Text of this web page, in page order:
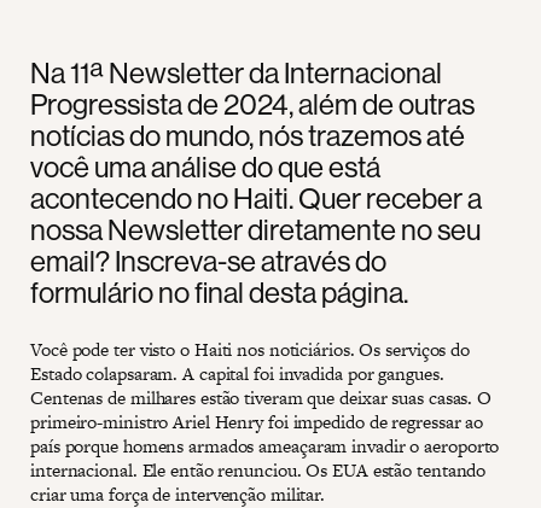
Na 11ª Newsletter da Internacional
Progressista de 2024, além de outras
notícias do mundo, nós trazemos até
você uma análise do que está
acontecendo no Haiti. Quer receber a
nossa Newsletter diretamente no seu
email? Inscreva-se através do
formulário no final desta página.
Você pode ter visto o Haiti nos noticiários. Os serviços do
Estado colapsaram. A capital foi invadida por gangues.
Centenas de milhares estão tiveram que deixar suas casas. O
primeiro-ministro Ariel Henry foi impedido de regressar ao
país porque homens armados ameaçaram invadir o aeroporto
internacional. Ele então renunciou. Os EUA estão tentando
criar uma força de intervenção militar.